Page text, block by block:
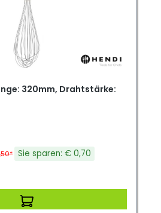
320mm, Drahtstärke:
Sie sparen: € 0,70